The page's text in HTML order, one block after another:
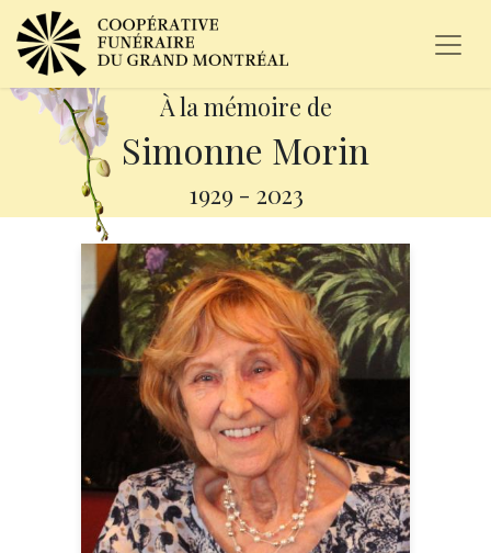
À la mémoire de
Simonne Morin
1929 - 2023